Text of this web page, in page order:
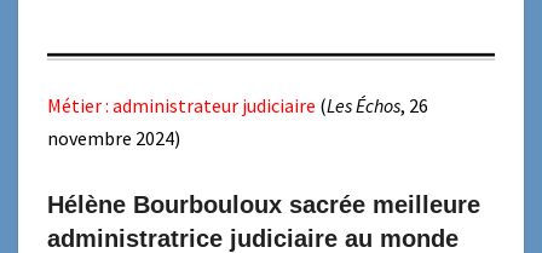
Métier : administrateur judiciaire (Les Échos, 26
novembre 2024)
Hélène Bourbouloux sacrée meilleure
administratrice judiciaire au monde